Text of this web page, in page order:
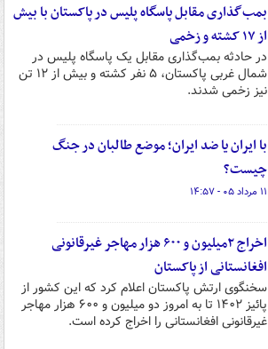
بمب‌گذاری مقابل پاسگاه پلیس در پاکستان با بیش
از ۱۷ کشته و زخمی
در حادثه بمب‌گذاری مقابل یک پاسگاه پلیس در
شمال غربی پاکستان، ۵ نفر کشته و بیش از ۱۲ تن
نیز زخمی شدند.
با ایران یا ضد ایران؛ موضع طالبان در جنگ
چیست؟
۱۱ مرداد ۰۵ - ۱۴:۵۷
اخراج ۲میلیون و ۶۰۰ هزار مهاجر غیرقانونی
افغانستانی از پاکستان
سخنگوی ارتش پاکستان اعلام کرد که این کشور از
پائیز ۱۴۰۲ تا به امروز دو میلیون و ۶۰۰ هزار مهاجر
غیرقانونی افغانستانی را اخراج کرده است.